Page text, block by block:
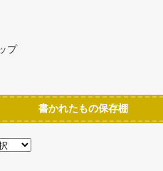
プ
書かれたもの保存棚